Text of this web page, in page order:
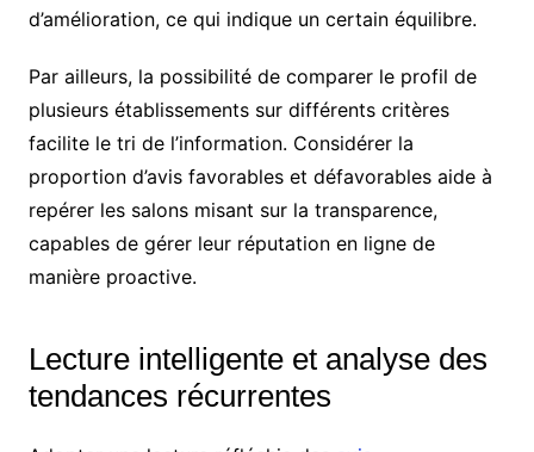
d’amélioration, ce qui indique un certain équilibre.
Par ailleurs, la possibilité de comparer le profil de
plusieurs établissements sur différents critères
facilite le tri de l’information. Considérer la
proportion d’avis favorables et défavorables aide à
repérer les salons misant sur la transparence,
capables de gérer leur réputation en ligne de
manière proactive.
Lecture intelligente et analyse des
tendances récurrentes